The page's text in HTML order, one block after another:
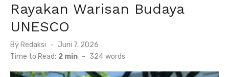
Rayakan Warisan Budaya
UNESCO
By Redaksi
Posted
on
Juni 7, 2026
Time to Read: 2 min - 324 words